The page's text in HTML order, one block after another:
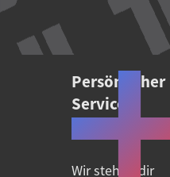
Persönlicher
Service &
Wir stehen dir